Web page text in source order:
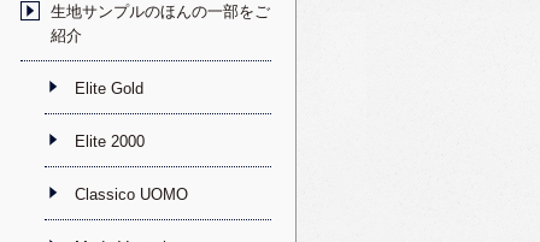
生地サンプルのほんの一部をご
紹介
Elite Gold
Elite 2000
Classico UOMO